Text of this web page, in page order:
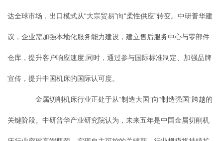
达全球市场，出口模式从“大宗贸易”向“柔性供应”转变。中研普华建
议，企业需加强本地化服务能力建设，建立售后服务中心与零部件
仓库，提升客户响应速度;同时，通过参与国际标准制定、加强品牌
宣传，提升中国机床的国际认可度。
金属切削机床行业正处于从“制造大国”向“制造强国”跨越的
关键阶段。中研普华产业研究院认为，未来五年是中国金属切削机